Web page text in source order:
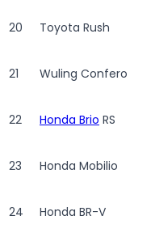
20 Toyota Rush
21 Wuling Confero
22 Honda Brio RS
23 Honda Mobilio
24 Honda BR-V